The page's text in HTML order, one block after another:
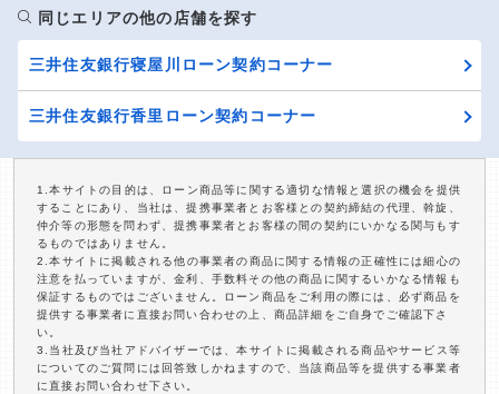
同じエリアの他の店舗を探す
三井住友銀行寝屋川ローン契約コーナー
三井住友銀行香里ローン契約コーナー
1.本サイトの目的は、ローン商品等に関する適切な情報と選択の機会を提供
することにあり、当社は、提携事業者とお客様との契約締結の代理、斡旋、
仲介等の形態を問わず、提携事業者とお客様の間の契約にいかなる関与もす
るものではありません。
2.本サイトに掲載される他の事業者の商品に関する情報の正確性には細心の
注意を払っていますが、金利、手数料その他の商品に関するいかなる情報も
保証するものではございません。ローン商品をご利用の際には、必ず商品を
提供する事業者に直接お問い合わせの上、商品詳細をご自身でご確認下さ
い。
3.当社及び当社アドバイザーでは、本サイトに掲載される商品やサービス等
についてのご質問には回答致しかねますので、当該商品等を提供する事業者
に直接お問い合わせ下さい。